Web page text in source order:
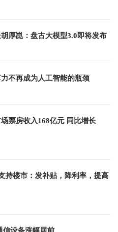
厚崑：盘古大模型3.0即将发布
不再成为人工智能的瓶颈
票房收入168亿元 同比增长
持楼市：发补贴，降利率，提高